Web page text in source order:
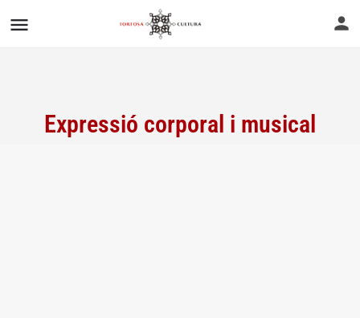
Expressió corporal i musical